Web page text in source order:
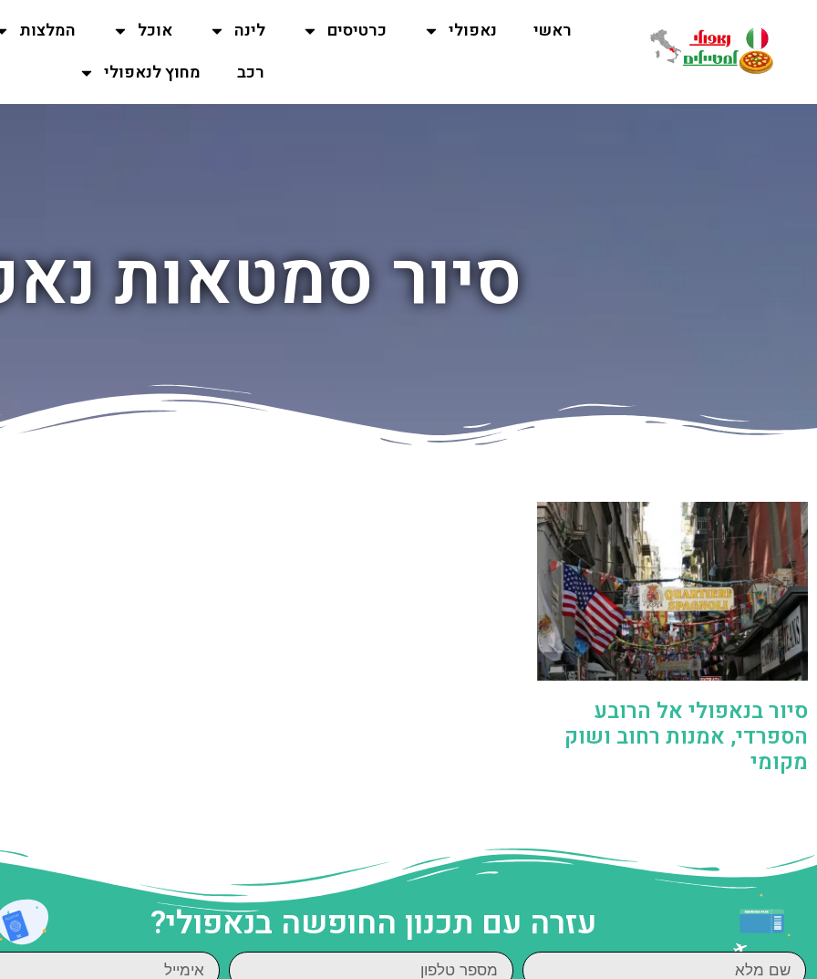
ראשי נאפולי כרטיסים לינה אוכל
המלצות
רכב
מחוץ לנאפולי
סיור סמטאות
סיור בנאפולי אל הרובע
הספרדי, אמנות רחוב ושוק
מקומי
עזרה עם תכנון החופשה בנאפולי?